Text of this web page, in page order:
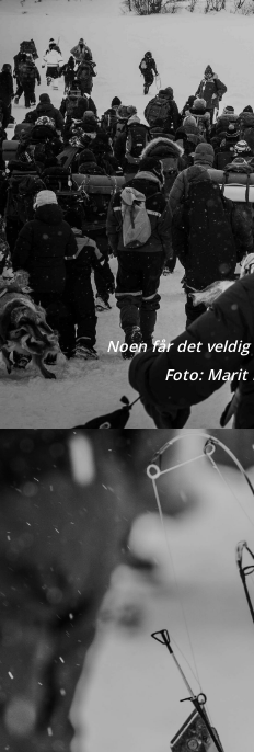
Noen får det veldig
Foto: Marit